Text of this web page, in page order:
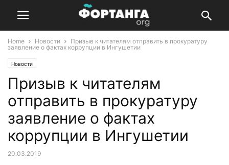
Home Новости
Призыв к читателям отправить в прокуратуру
заявление о фактах коррупции в Ингушетии
Новости
Призыв к читателям
отправить в прокуратуру
заявление о фактах
коррупции в Ингушетии
20.03.2019